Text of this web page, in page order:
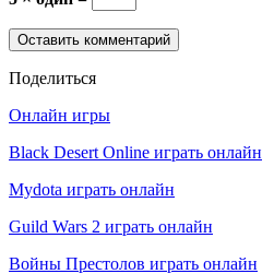
Поделиться
Онлайн игры
Black Desert Online играть онлайн
Mydota играть онлайн
Guild Wars 2 играть онлайн
Войны Престолов играть онлайн